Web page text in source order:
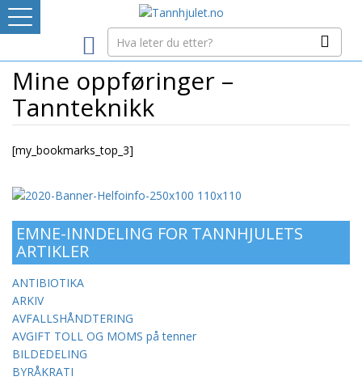
LEVERANDØRREGISTER
TANNBLOGGEN
INTERNETT-RESSURSER
Avtaleboken
Ditt Tannhjul
Mine oppføringer –
Tannteknikk
[my_bookmarks_top_3]
EMNE-INNDELING FOR TANNHJULETS
ARTIKLER
ANTIBIOTIKA
ARKIV
AVFALLSHÅNDTERING
AVGIFT TOLL OG MOMS på tenner
BILDEDELING
BYRÅKRATI
Logg inn